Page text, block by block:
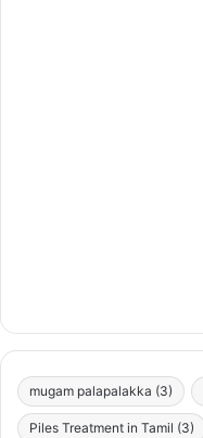
mugam palapalakka (3)
Piles Treatment in Tamil (3)